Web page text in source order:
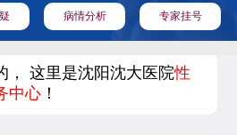
病情分析 专家挂号
， 这里是沈阳沈大医院性
中心 ！